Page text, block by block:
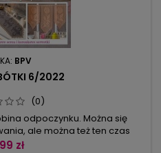
BPV
6/2022
(0)
odpoczynku. Można się
ale można też ten czas
Oczko za oczkiem powstanie
zł